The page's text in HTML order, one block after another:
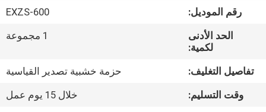
معلومات
رقم الموديل:
EXZS-600
الحد الأدنى
لكمية:
1 مجموعة
تفاصيل التغليف:
حزمة خشبية تصدير القياسية
وقت التسليم:
خلال 15 يوم عمل